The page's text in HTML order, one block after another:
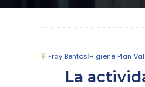
Fray Bentos|Higiene|Plan
La